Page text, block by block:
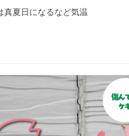
真夏日になるなど気温